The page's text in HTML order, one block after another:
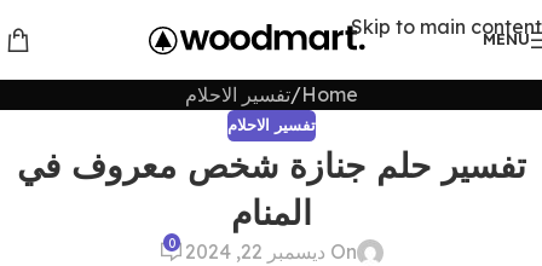
Skip to main content
MENU
Home تفسير الاحلام
تفسير الاحلام
تفسير حلم جنازة شخص معروف في
المنام
On ديسمبر 22, 2024 0